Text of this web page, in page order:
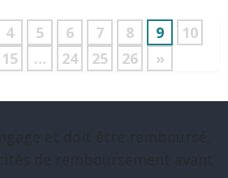
4 5 6 7 8 9
10
15 … 24 25 26 »